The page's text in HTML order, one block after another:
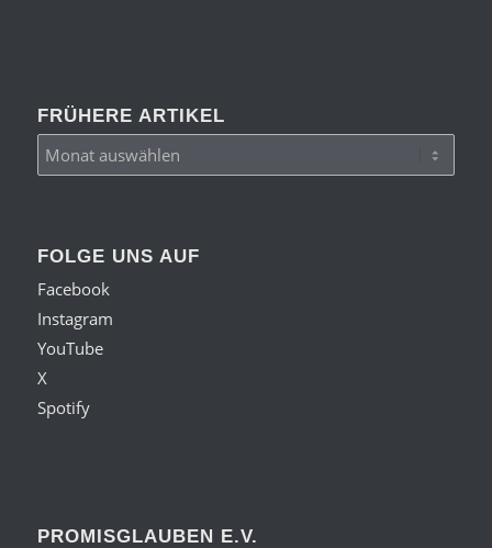
FRÜHERE ARTIKEL
FOLGE UNS AUF
Facebook
Instagram
YouTube
X
Spotify
PROMISGLAUBEN E.V.